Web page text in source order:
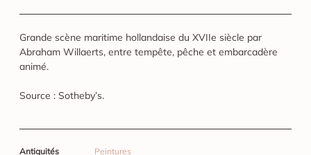
Grande scène maritime hollandaise du XVIIe siècle par
Abraham Willaerts, entre tempête, pêche et embarcadère
animé.
Source : Sotheby’s.
Antiquités Peintures